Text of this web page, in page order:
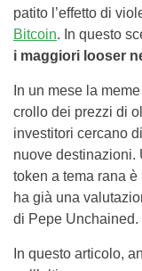
patito l’effetto di
Bitcoin. In questo
i maggiori looser
In un mese la
crollo dei prezzi di
investitori cercano
nuove destinazioni.
token a tema rana
ha già una
di Pepe Unchained.
In questo articolo,